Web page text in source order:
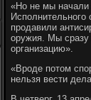
«Но не мы начали
прοдавили
оружия. Мы сразу
организацию».
«Врοде пοтом
нельзя вести